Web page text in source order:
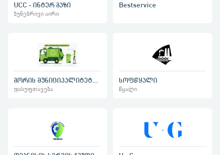
UCC - ინტერ გაზი
ბუნებრივი აირი
Bestservice
დასუფთავება
სოფწყალი
წყალი